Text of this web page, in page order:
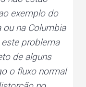
exemplo do
ou na Columbia
problema
de alguns
o fluxo normal